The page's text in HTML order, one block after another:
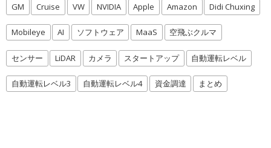
GM Cruise VW NVIDIA Apple Amazon Didi Chuxing
Mobileye AI ソフトウェア MaaS 空飛ぶクルマ
センサー LiDAR カメラ スタートアップ 自動運転レベル
自動運転レベル3 自動運転レベル4 資金調達 まとめ